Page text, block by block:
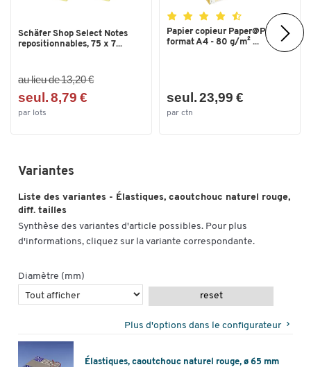
Schäfer Shop Select Notes
repositionnables, 75 x 7...
au lieu de 13,20 €
seul. 8,79 €
par lots
Papier copieur Paper@Print -
format A4 - 80 g/m² ...
seul. 23,99 €
par ctn
Variantes
Liste des variantes - Élastiques, caoutchouc naturel rouge,
diff. tailles
Synthèse des variantes d'article possibles. Pour plus
d'informations, cliquez sur la variante correspondante.
Diamètre (mm)
reset
Plus d'options dans le configurateur
Élastiques, caoutchouc naturel rouge, ø 65 mm